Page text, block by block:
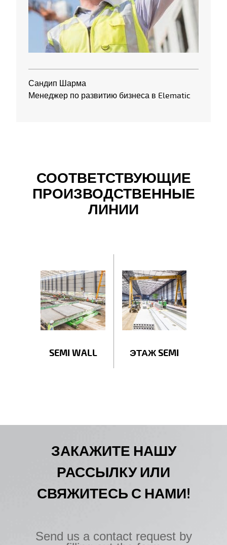
Сандип Шарма
Менеджер по развитию бизнеса в Elematic
СООТВЕТСТВУЮЩИЕ
ПРОИЗВОДСТВЕННЫЕ
ЛИНИИ
SEMI WALL ЭТАЖ SEMI
ЗАКАЖИТЕ НАШУ
РАССЫЛКУ ИЛИ
СВЯЖИТЕСЬ С НАМИ!